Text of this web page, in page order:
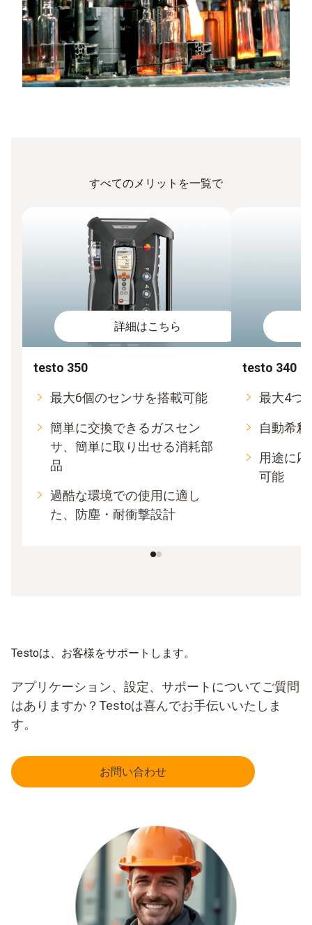
すべてのメリットを一覧で
詳細はこちら
testo 350
最大6個のセンサを搭載可能
簡単に交換できるガスセン
サ、簡単に取り出せる消耗部
品
過酷な環境での使用に適し
た、防塵・耐衝撃設計
testo 340
最大4つ
自動希
用途に
可能
Testoは、お客様をサポートします。
アプリケーション、設定、サポートについてご質問
はありますか？Testoは喜んでお手伝いいたしま
す。
お問い合わせ